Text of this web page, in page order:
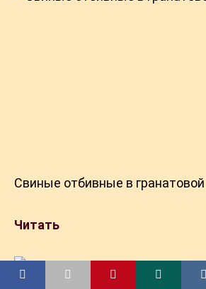
Свиные отбивные в гранатовой
Читать